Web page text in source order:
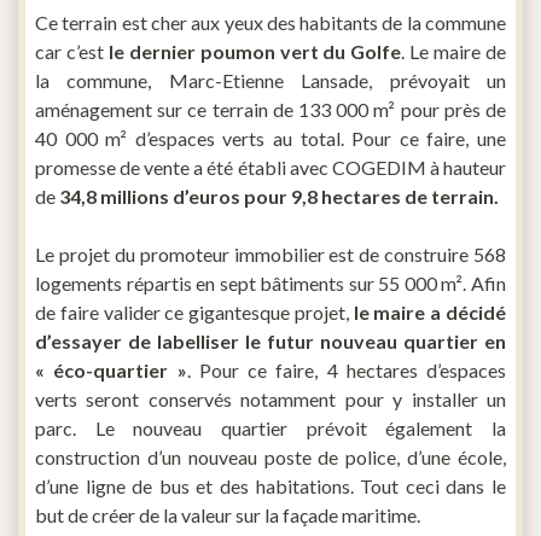
Ce terrain est cher aux yeux des habitants de la commune
car c’est le dernier poumon vert du Golfe. Le maire de
la commune, Marc-Etienne Lansade, prévoyait un
aménagement sur ce terrain de 133 000 m² pour près de
40 000 m² d’espaces verts au total. Pour ce faire, une
promesse de vente a été établi avec COGEDIM à hauteur
de 34,8 millions d’euros pour 9,8 hectares de terrain.
Le projet du promoteur immobilier est de construire 568
logements répartis en sept bâtiments sur 55 000 m². Afin
de faire valider ce gigantesque projet,le maire a décidé
d’essayer de labelliser le futur nouveau quartier en
« éco-quartier ». Pour ce faire, 4 hectares d’espaces
verts seront conservés notamment pour y installer un
parc. Le nouveau quartier prévoit également la
construction d’un nouveau poste de police, d’une école,
d’une ligne de bus et des habitations. Tout ceci dans le
but de créer de la valeur sur la façade maritime.